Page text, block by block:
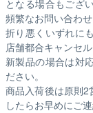
となる場合もござ
頻繁なお問い合わ
折り悪くいずれに
店舗都合キャンセル
新製品の場合は対
ださい。
商品入荷後は原則2
したらお早めにご連